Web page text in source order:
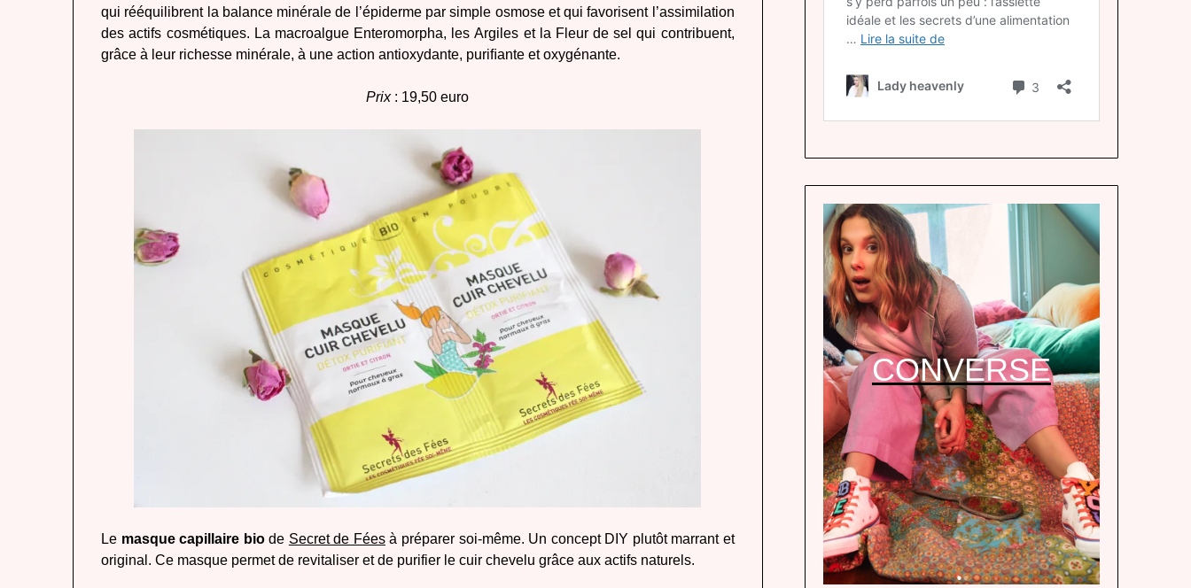
qui rééquilibrent la balance minérale de l’épiderme par simple osmose et qui favorisent l’assimilation
des actifs cosmétiques. La macroalgue Enteromorpha, les Argiles et la Fleur de sel qui contribuent,
grâce à leur richesse minérale, à une action antioxydante, puriﬁante et oxygénante.
Prix: 19,50 euro
Le masque capillaire biode Secret de Féesà préparer soi-même. Un concept DIY plutôt marrant et
original. Ce masque permet de revitaliser et de purifier le cuir chevelu grâce aux actifs naturels.
CONVERSE